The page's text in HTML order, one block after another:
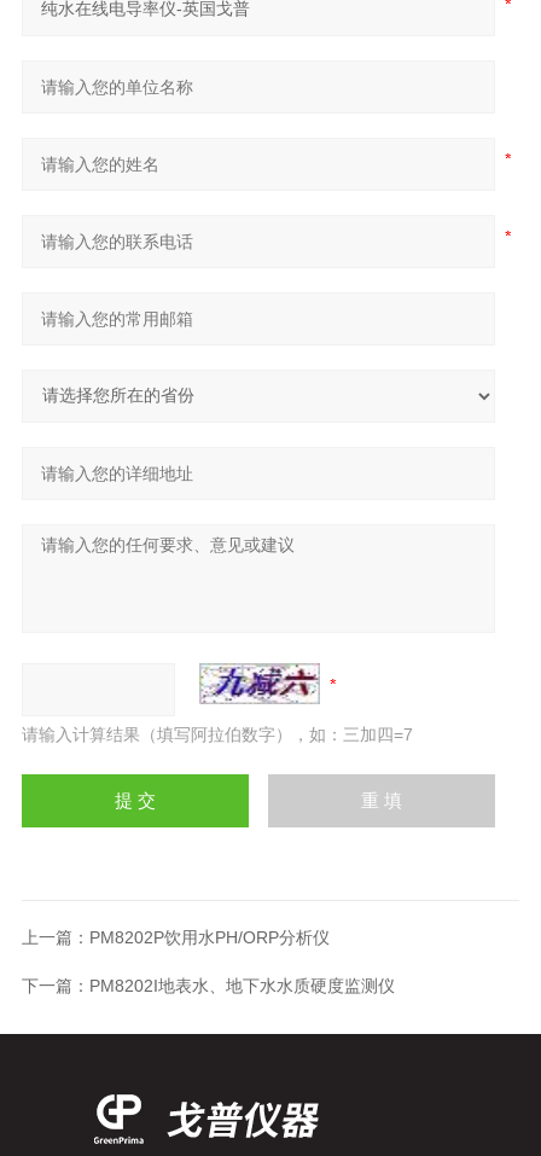
请输入计算结果（填写阿拉伯数字），如：三加四=7
上一篇： PM8202P饮用水PH/ORP分析仪
下一篇： PM8202I地表水、地下水水质硬度监测仪